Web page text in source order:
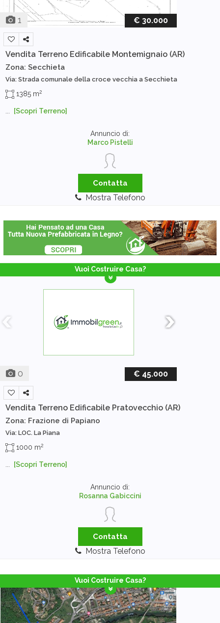
1 € 30.000
Vendita Terreno Edificabile Montemignaio (AR)
Zona: Secchieta
Via: Strada comunale della croce vecchia a Secchieta
1385 m2
[Scopri Terreno]
Annuncio di:
Marco Pistelli
Contatta
Mostra Telefono
Vuoi Costruire Casa?
0 € 45.000
Vendita Terreno Edificabile Pratovecchio (AR)
Zona: Frazione di Papiano
Via: LOC. La Piana
1000 m2
[Scopri Terreno]
Annuncio di:
Rosanna Gabiccini
Contatta
Mostra Telefono
Vuoi Costruire Casa?